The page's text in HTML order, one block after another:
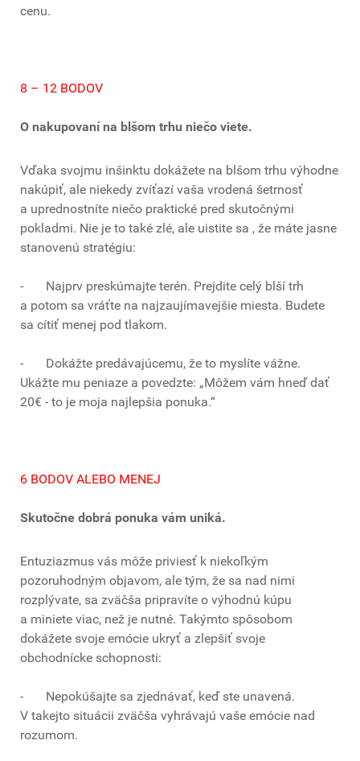
cenu.
8 – 12 BODOV
O nakupovaní na blšom trhu niečo viete.
Vďaka svojmu inšinktu dokážete na blšom trhu výhodne
nakúpiť, ale niekedy zvíťazí vaša vrodená šetrnosť
a uprednostníte niečo praktické pred skutočnými
pokladmi. Nie je to také zlé, ale uistite sa , že máte jasne
stanovenú stratégiu:
- Najprv preskúmajte terén. Prejdite celý blší trh
a potom sa vráťte na najzaujímavejšie miesta. Budete
sa cítiť menej pod tlakom.
- Dokážte predávajúcemu, že to myslíte vážne.
Ukážte mu peniaze a povedzte: „Môžem vám hneď dať
20€ - to je moja najlepšia ponuka.“
6 BODOV ALEBO MENEJ
Skutočne dobrá ponuka vám uniká.
Entuziazmus vás môže priviesť k niekoľkým
pozoruhodným objavom, ale tým, že sa nad nimi
rozplývate, sa zväčša pripravíte o výhodnú kúpu
a miniete viac, než je nutné. Takýmto spôsobom
dokážete svoje emócie ukryť a zlepšiť svoje
obchodnícke schopnosti:
- Nepokúšajte sa zjednávať, keď ste unavená.
V takejto situácii zväčša vyhrávajú vaše emócie nad
rozumom.